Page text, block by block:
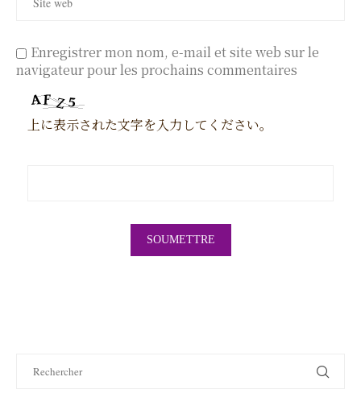
Enregistrer mon nom, e-mail et site web sur le
navigateur pour les prochains commentaires
上に表示された文字を入力してください。